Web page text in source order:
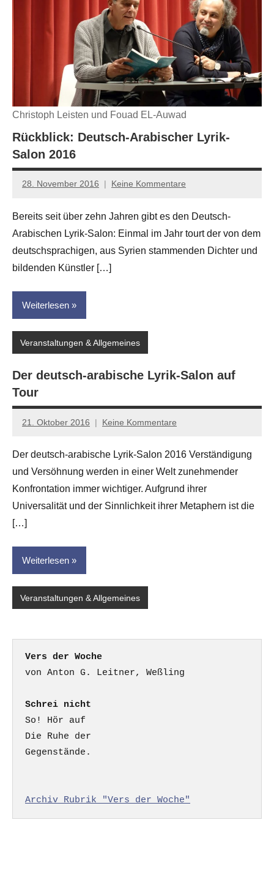
Christoph Leisten und Fouad EL-Auwad
Rückblick: Deutsch-Arabischer Lyrik-
Salon 2016
28. November 2016
Anton
Leitner
Keine Kommentare
Bereits seit über zehn Jahren gibt es den Deutsch-
Arabischen Lyrik-Salon: Einmal im Jahr tourt der von dem
deutschsprachigen, aus Syrien stammenden Dichter und
bildenden Künstler […]
Weiterlesen
Veranstaltungen & Allgemeines
Der deutsch-arabische Lyrik-Salon auf
Tour
21. Oktober 2016
Anton
Leitner
Keine Kommentare
Der deutsch-arabische Lyrik-Salon 2016 Verständigung
und Versöhnung werden in einer Welt zunehmender
Konfrontation immer wichtiger. Aufgrund ihrer
Universalität und der Sinnlichkeit ihrer Metaphern ist die
[…]
Weiterlesen
Veranstaltungen & Allgemeines
Vers der Woche
Schrei nicht
So! Hör auf
Die Ruhe der
Gegenstände.
Archiv Rubrik "Vers der Woche"